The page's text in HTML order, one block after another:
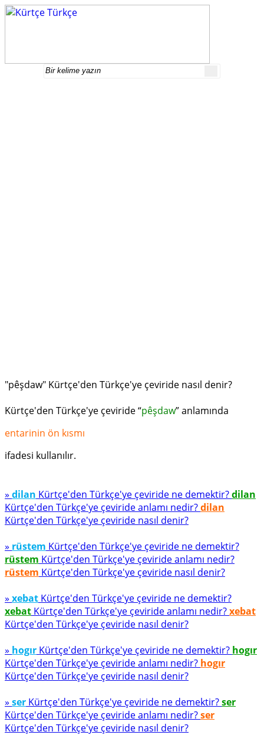
"pêşdaw" Kürtçe'den Türkçe'ye çeviride nasıl denir?
Kürtçe'den Türkçe'ye çeviride “pêşdaw” anlamında
entarinin ön kısmı
ifadesi kullanılır.
» dilan Kürtçe'den Türkçe'ye çeviride ne demektir?dilan
Kürtçe'den Türkçe'ye çeviride anlamı nedir?dilan
Kürtçe'den Türkçe'ye çeviride nasıl denir?
» rüstem Kürtçe'den Türkçe'ye çeviride ne demektir?
rüstem Kürtçe'den Türkçe'ye çeviride anlamı nedir?
rüstem Kürtçe'den Türkçe'ye çeviride nasıl denir?
» xebat Kürtçe'den Türkçe'ye çeviride ne demektir?
xebat Kürtçe'den Türkçe'ye çeviride anlamı nedir?xebat
Kürtçe'den Türkçe'ye çeviride nasıl denir?
» hogır Kürtçe'den Türkçe'ye çeviride ne demektir? hogır
Kürtçe'den Türkçe'ye çeviride anlamı nedir? hogır
Kürtçe'den Türkçe'ye çeviride nasıl denir?
» ser Kürtçe'den Türkçe'ye çeviride ne demektir?ser
Kürtçe'den Türkçe'ye çeviride anlamı nedir?ser
Kürtçe'den Türkçe'ye çeviride nasıl denir?